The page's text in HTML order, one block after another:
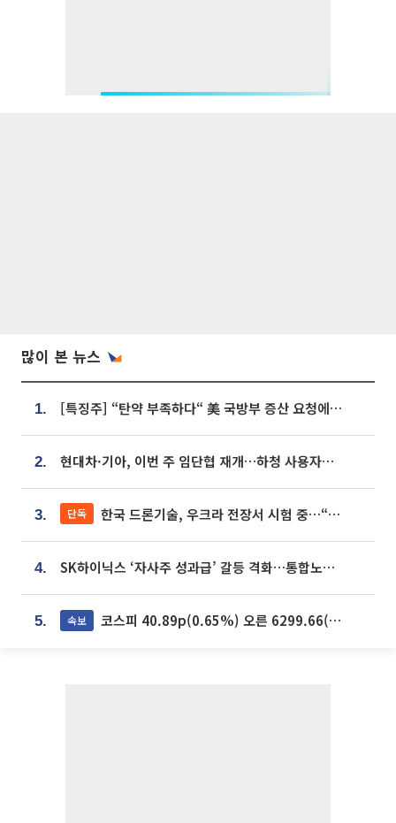
많이 본 뉴스
1. [특징주] “탄약 부족하다“ 美 국방부 증산 요청에⋯국내 방산주 급등세
2. 현대차·기아, 이번 주 임단협 재개…하청 사용자성 재심도 ‘변수’
3. 단독 한국 드론기술, 우크라 전장서 시험 중…“스타트업 여러 곳 참여”
4. SK하이닉스 ‘자사주 성과급’ 갈등 격화…통합노조 출범 움직임
5. 속보 코스피 40.89p(0.65%) 오른 6299.66(마감)